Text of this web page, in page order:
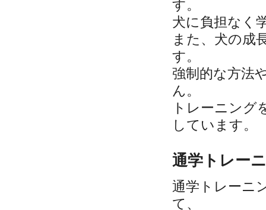
す。
犬に負担なく
また、犬の成
す。
強制的な方法
ん。
トレーニング
しています。
通学トレー
通学トレーニ
て、